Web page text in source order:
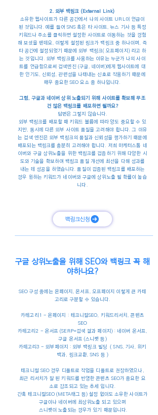
2. 외부 백링크 (External Link)
소유한 웹사이트가 다른 공간에서 나의 사이트 URL이 언급이
된 것입니다. 예를 들어 SNS 혹은 타 사이트, 뉴스 기사 등 특정
키워드나 주소를 클릭하면 설정한 사이트로 이동하는 것을 경험
해 보셨을 텐데요, 이렇게 설정된 링크가 백링크 중 하나이며, 즉
타 공간에 설정되었기 때문에 외부 백링크( 오프페이지) 라고 하
는 것입니다. 외부 백링크를 사용하는 이유는 누군가 나의 사이
트를 언급함으로써 검색엔진 (구글, 네이버)에게 웹사이트에 대
한 인기도, 신뢰성, 관련성을 나태내는 신호로 작용하기 때문에
매우 중요한 SEO 요소 중 하나입니다.
그럼, 구글과 네이버 상위 노출되기 위해 사이트를 확보해 무조
건 많은 백링크를 배포하면 될까요?
답변은 그렇지 않습니다.
외부 백링크를 배포할 때 키워드 볼륨에 따라 양도 중요할 수 있
지만, 동시에 다른 외부 사이트 품질을 고려해야 합니다. 그 이유
는 검색 엔진은 외부 백링크의 품질과 신뢰성을 평가하기 때문에
배포되는 백링크를 충분히 고려해야 합니다. 저희 마케터스톰 네
이버와 구글 상위노출을 위한 백링크를 검증하기 위해 다양한 시
도와 기술을 확보하여 백링크 품질 개선에 최선을 다해 성과를
내는 데 성공을 하였습니다. 품질이 검증된 백링크를 배포하는
경우 원하는 키워드가 네이버와 구글에 상위노출 될 확률이 높습
니다.
백링크신청
구글 상위노출을 위해 SEO와 백링크 꼭 해
야하나요?
SEO 구성 중에는 온페이지, 온서프, 오프페이지 이렇게 큰 카테
고리로 구분할 수 있습니다.
카테고리1 - 온페이지 : 테크니컬SEO, 키워드리서치, 콘텐츠
SEO
카테고리2 - 온서프 (SERP=검색 결과 페이지) : 네이버 온서프,
구글 온서프 (스니펫 등)
카테고리3 - 외부페이지 : 외부 백링크 빌딩 ( SNS, 기사, 위키
백과, 링크교환, SNS 등 )
테크니컬 SEO 경우 디폴트로 작업을 디폴트로 권장하였으나,
최근 리서치가 잘 된 키워드를 반영한 콘텐츠 SEO가 중요한 요
소로 강조되고 있는 추세 입니다.
간혹 테크니컬SEO (META태그 등) 설정 없이도 소유한 사이트가
구글이나 네이버에 최상위노출 되고 있으며
스니펫이 노출되는 경우가 있기 때문입니다.